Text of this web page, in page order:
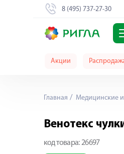
8 (495) 737-27-30
Акции
Главная Медицинские
Венотекс
код товара: 26697